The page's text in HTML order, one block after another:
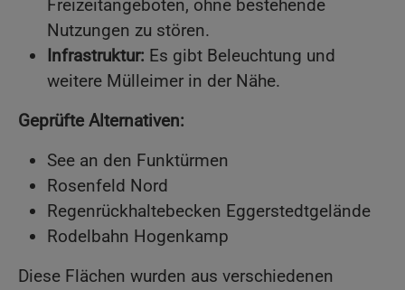
Freizeitangeboten, ohne bestehende
Nutzungen zu stören.
Infrastruktur: Es gibt Beleuchtung und
weitere Mülleimer in der Nähe.
Geprüfte Alternativen:
See an den Funktürmen
Rosenfeld Nord
Regenrückhaltebecken Eggerstedtgelände
Rodelbahn Hogenkamp
Diese Flächen wurden aus verschiedenen